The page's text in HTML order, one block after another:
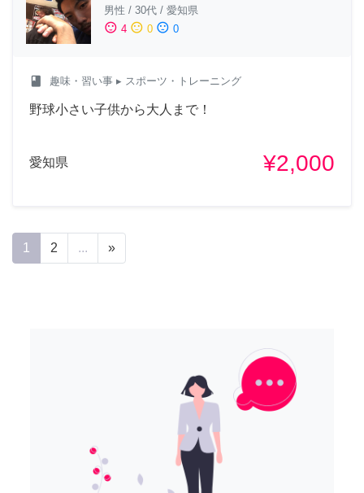
男性 / 30代 / 愛知県
sentiment_satisfied 4 sentiment_neutral 0 sentiment_dissatisfied 0
class 趣味・習い事 ▸ スポーツ・トレーニング
野球小さい子供から大人まで！
愛知県 ¥2,000
1 2 ... »